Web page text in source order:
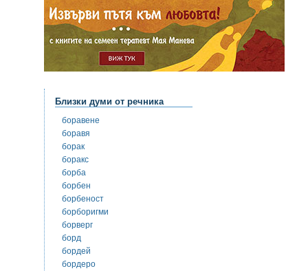
Близки думи от речника
боравене
боравя
борак
боракс
борба
борбен
борбеност
борборигми
борверг
борд
бордей
бордеро